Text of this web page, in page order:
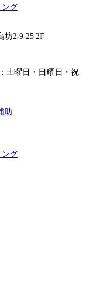
坊2-9-25 2F
土曜日・日曜日・祝
助